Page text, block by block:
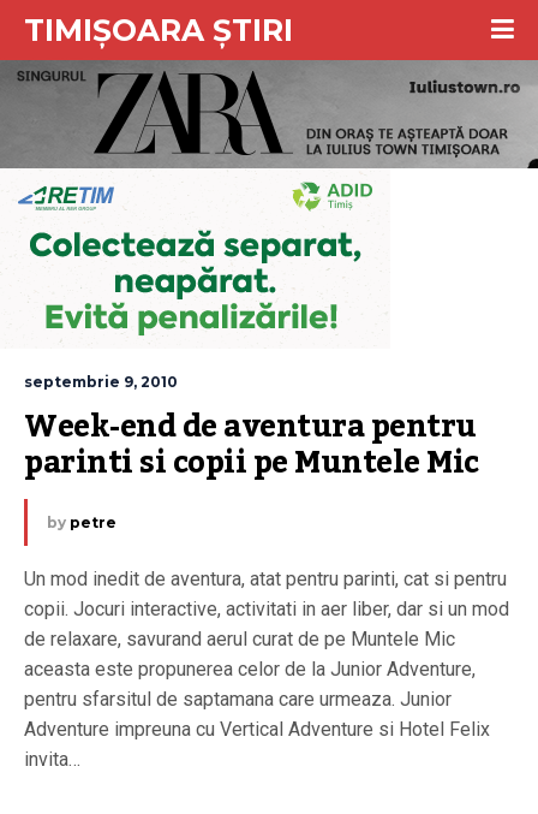
TIMIȘOARA ȘTIRI
septembrie 9, 2010
Week-end de aventura pentru
parinti si copii pe Muntele Mic
by petre
Un mod inedit de aventura, atat pentru parinti, cat si pentru
copii. Jocuri interactive, activitati in aer liber, dar si un mod
de relaxare, savurand aerul curat de pe Muntele Mic
aceasta este propunerea celor de la Junior Adventure,
pentru sfarsitul de saptamana care urmeaza. Junior
Adventure impreuna cu Vertical Adventure si Hotel Felix
invita…